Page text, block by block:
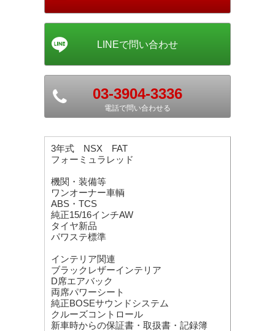
03-3904-3336
電話で問い合わせる
3年式 NSX FAT
フォーミュラレッド
機関・装備等
ワンオーナー車輌
ABS・TCS
純正15/16インチAW
タイヤ新品
パワステ標準
インテリア関連
ブラックレザーインテリア
D席エアバック
両席パワーシート
純正BOSEサウンドシステム
クルーズコントロール
新車時からの保証書・取扱書・記録簿